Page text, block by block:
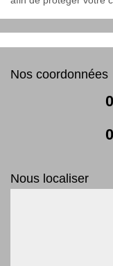
Nos coordonnées
Nous localiser